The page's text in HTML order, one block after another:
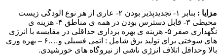
مزایا :
بنابر ۱- تجدیدپذیر بودن ۲- عاری از هر نوع الودگی زیست
محیطی ۳- قابل دسترس بودن در همه ی مناطق ۴- هزینه ی
نگهداری صفر ۵- هزینه ی بهره برداری حداقلی در مقایسه با انرژی
های سوختی برای تولید برق شامل : اتمی فسیلی و….۶ – بهره وری
بالا وحداقل اتلاف انرژی ناشی از نیروگاه های خورشیدی.